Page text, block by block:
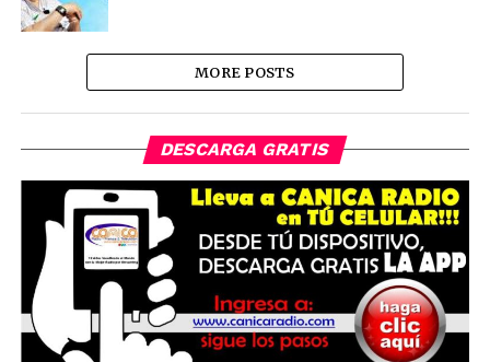
MORE POSTS
DESCARGA GRATIS